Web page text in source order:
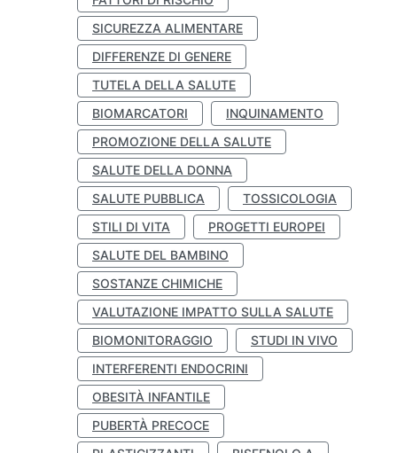
SICUREZZA ALIMENTARE
DIFFERENZE DI GENERE
TUTELA DELLA SALUTE
BIOMARCATORI
INQUINAMENTO
PROMOZIONE DELLA SALUTE
SALUTE DELLA DONNA
SALUTE PUBBLICA
TOSSICOLOGIA
STILI DI VITA
PROGETTI EUROPEI
SALUTE DEL BAMBINO
SOSTANZE CHIMICHE
VALUTAZIONE IMPATTO SULLA SALUTE
BIOMONITORAGGIO
STUDI IN VIVO
INTERFERENTI ENDOCRINI
OBESITÀ INFANTILE
PUBERTÀ PRECOCE